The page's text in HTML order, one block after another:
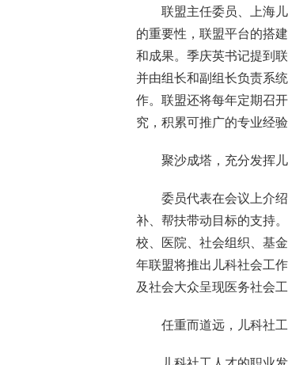
联盟主任委员、上海
的重要性，联盟平台的搭
和成果。季庆英书记提到
并由组长和副组长负责系
作。联盟还将每年定期召
究，积累可推广的专业经验
聚沙成塔，充分发挥
委员代表在会议上介
补、帮扶带动目标的支持
校、医院、社会组织、基
年联盟将推出儿科社会工
及社会大众呈现医务社会
任重而道远，儿科社